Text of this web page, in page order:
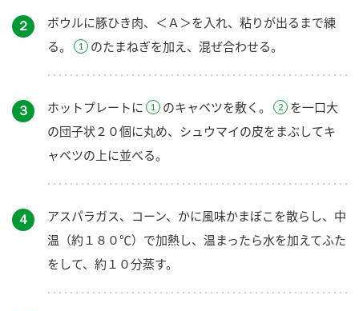
２
ボウルに豚ひき肉、＜Ａ＞を入れ、粘りが出るまで練
る。
のたまねぎを加え、混ぜ合わせる。
３ ホットプレートに のキャベツを敷く。
を一口大
の団子状２０個に丸め、シュウマイの皮をまぶしてキ
ャベツの上に並べる。
４
アスパラガス、コーン、かに風味かまぼこを散らし、中
温（約１８０℃）で加熱し、温まったら水を加えてふた
をして、約１０分蒸す。